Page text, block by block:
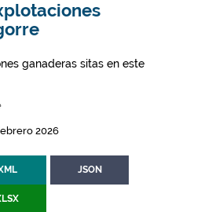
ganaderas sitas en este
2026
JSON